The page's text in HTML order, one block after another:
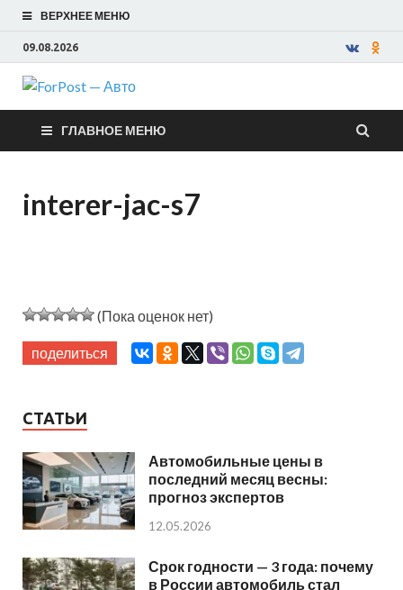
ВЕРХНЕЕ МЕНЮ
09.08.2026
ForPost —
Авто
ГЛАВНОЕ МЕНЮ
interer-jac-s7
(Пока оценок нет)
поделиться
СТАТЬИ
Автомобильные цены в
последний месяц весны:
прогноз экспертов
12.05.2026
Срок годности — 3 года: почему
в России автомобиль стал